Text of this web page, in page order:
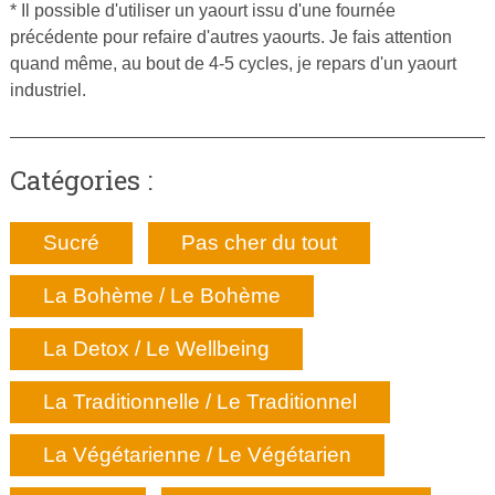
* Il possible d'utiliser un yaourt issu d'une fournée
précédente pour refaire d'autres yaourts. Je fais attention
quand même, au bout de 4-5 cycles, je repars d'un yaourt
industriel.
Catégories :
Sucré Pas cher du tout
La Bohème / Le Bohème
La Detox / Le Wellbeing
La Traditionnelle / Le Traditionnel
La Végétarienne / Le Végétarien